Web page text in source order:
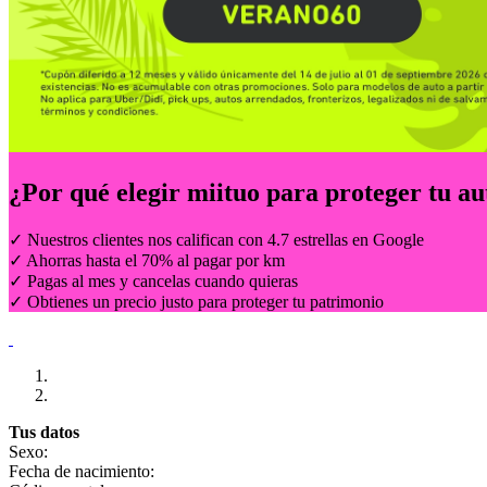
¿Por qué elegir miituo para proteger tu
✓ Nuestros clientes nos califican con 4.7 estrellas en Google
✓ Ahorras hasta el 70% al pagar por km
✓ Pagas al mes y cancelas cuando quieras
✓ Obtienes un precio justo para proteger tu patrimonio
Tus datos
Sexo:
Fecha de nacimiento: